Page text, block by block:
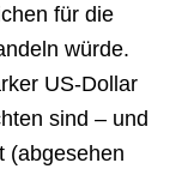
für die
würde.
US-Dollar
sind – und
(abgesehen